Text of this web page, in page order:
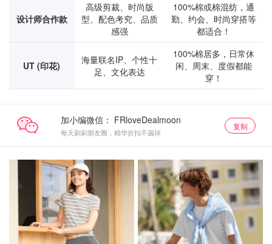
设计师合作款
高级剪裁、时尚版
型、配色考究、品质
感强
100%棉或棉混纺，通
勤、约会、时尚穿搭等
都适合！
UT (印花)
海量联名IP、个性十
足、文化表达
100%棉居多，日常休
闲、周末、度假都能
穿！
加小编微信：
每天刷刷朋友圈，精华折扣不漏掉
复制